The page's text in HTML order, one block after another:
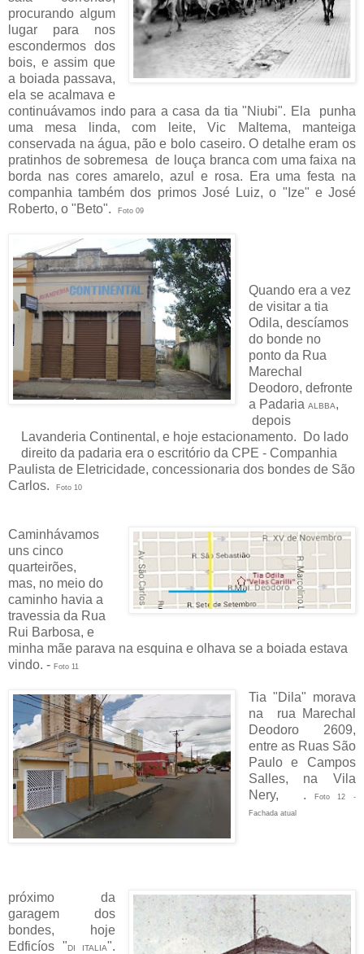
procurando algum
lugar para nos
escondermos dos
bois, e assim que
a boiada passava,
ela se acalmava e
continuávamos indo para a casa da tia "Niubi". Ela punha
uma mesa linda, com leite, Vic Maltema, manteiga
conservada na água, pão e bolo caseiro. O detalhe eram os
pratinhos de sobremesa de louça branca com uma faixa na
borda nas cores amarelo, azul e rosa. Era uma festa na
companhia também dos primos José Luiz, o "Ize" e José
Roberto, o "Beto".
Foto 09
Quando era a vez
de visitar a tia
Odila, descíamos
do bonde no
ponto da Rua
Marechal
Deodoro, defronte
a Padaria ALBBA,
depois
Lavanderia Continental, e hoje estacionamento. Do lado
direito da padaria era o escritório da CPE - Companhia
Paulista de Eletricidade, concessionaria dos bondes de São
Carlos.
Foto 10
Caminhávamos
uns cinco
quarteirões,
mas, no meio do
caminho havia a
travessia da Rua
Rui Barbosa, e
minha mãe parava na esquina e olhava se a boiada estava
vindo. - Foto 11
Tia "Dila" morava
na rua Marechal
Deodoro 2609,
entre as Ruas São
Paulo e Campos
Salles, na Vila
Nery, .
Foto 12
-
Fachada atual
próximo da
garagem dos
bondes, hoje
Edficíos "DI ITALIA".